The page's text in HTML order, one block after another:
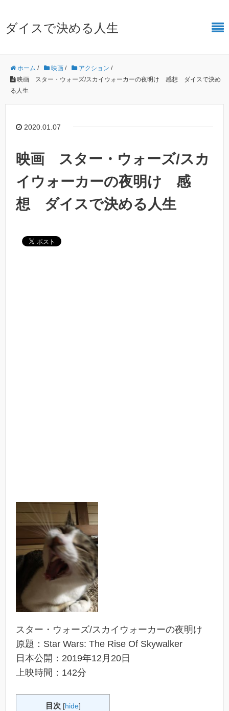
ダイスで決める人生
ホーム / 映画 / アクション /
映画 スター・ウォーズ/スカイウォーカーの夜明け 感想 ダイスで決め
る人生
2020.01.07
映画 スター・ウォーズ/スカ
イウォーカーの夜明け 感
想 ダイスで決める人生
スター・ウォーズ/スカイウォーカーの夜明け
原題：Star Wars: The Rise Of Skywalker
日本公開：2019年12月20日
上映時間：142分
目次 [hide]